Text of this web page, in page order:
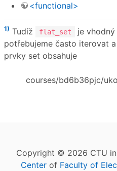
<functional>
1) Tudíž flat_set
je
potřebujeme často iterovat
prvky set obsahuje
courses/bd6b36pjc/
Copyright © 2026 CTU
Center of Faculty of